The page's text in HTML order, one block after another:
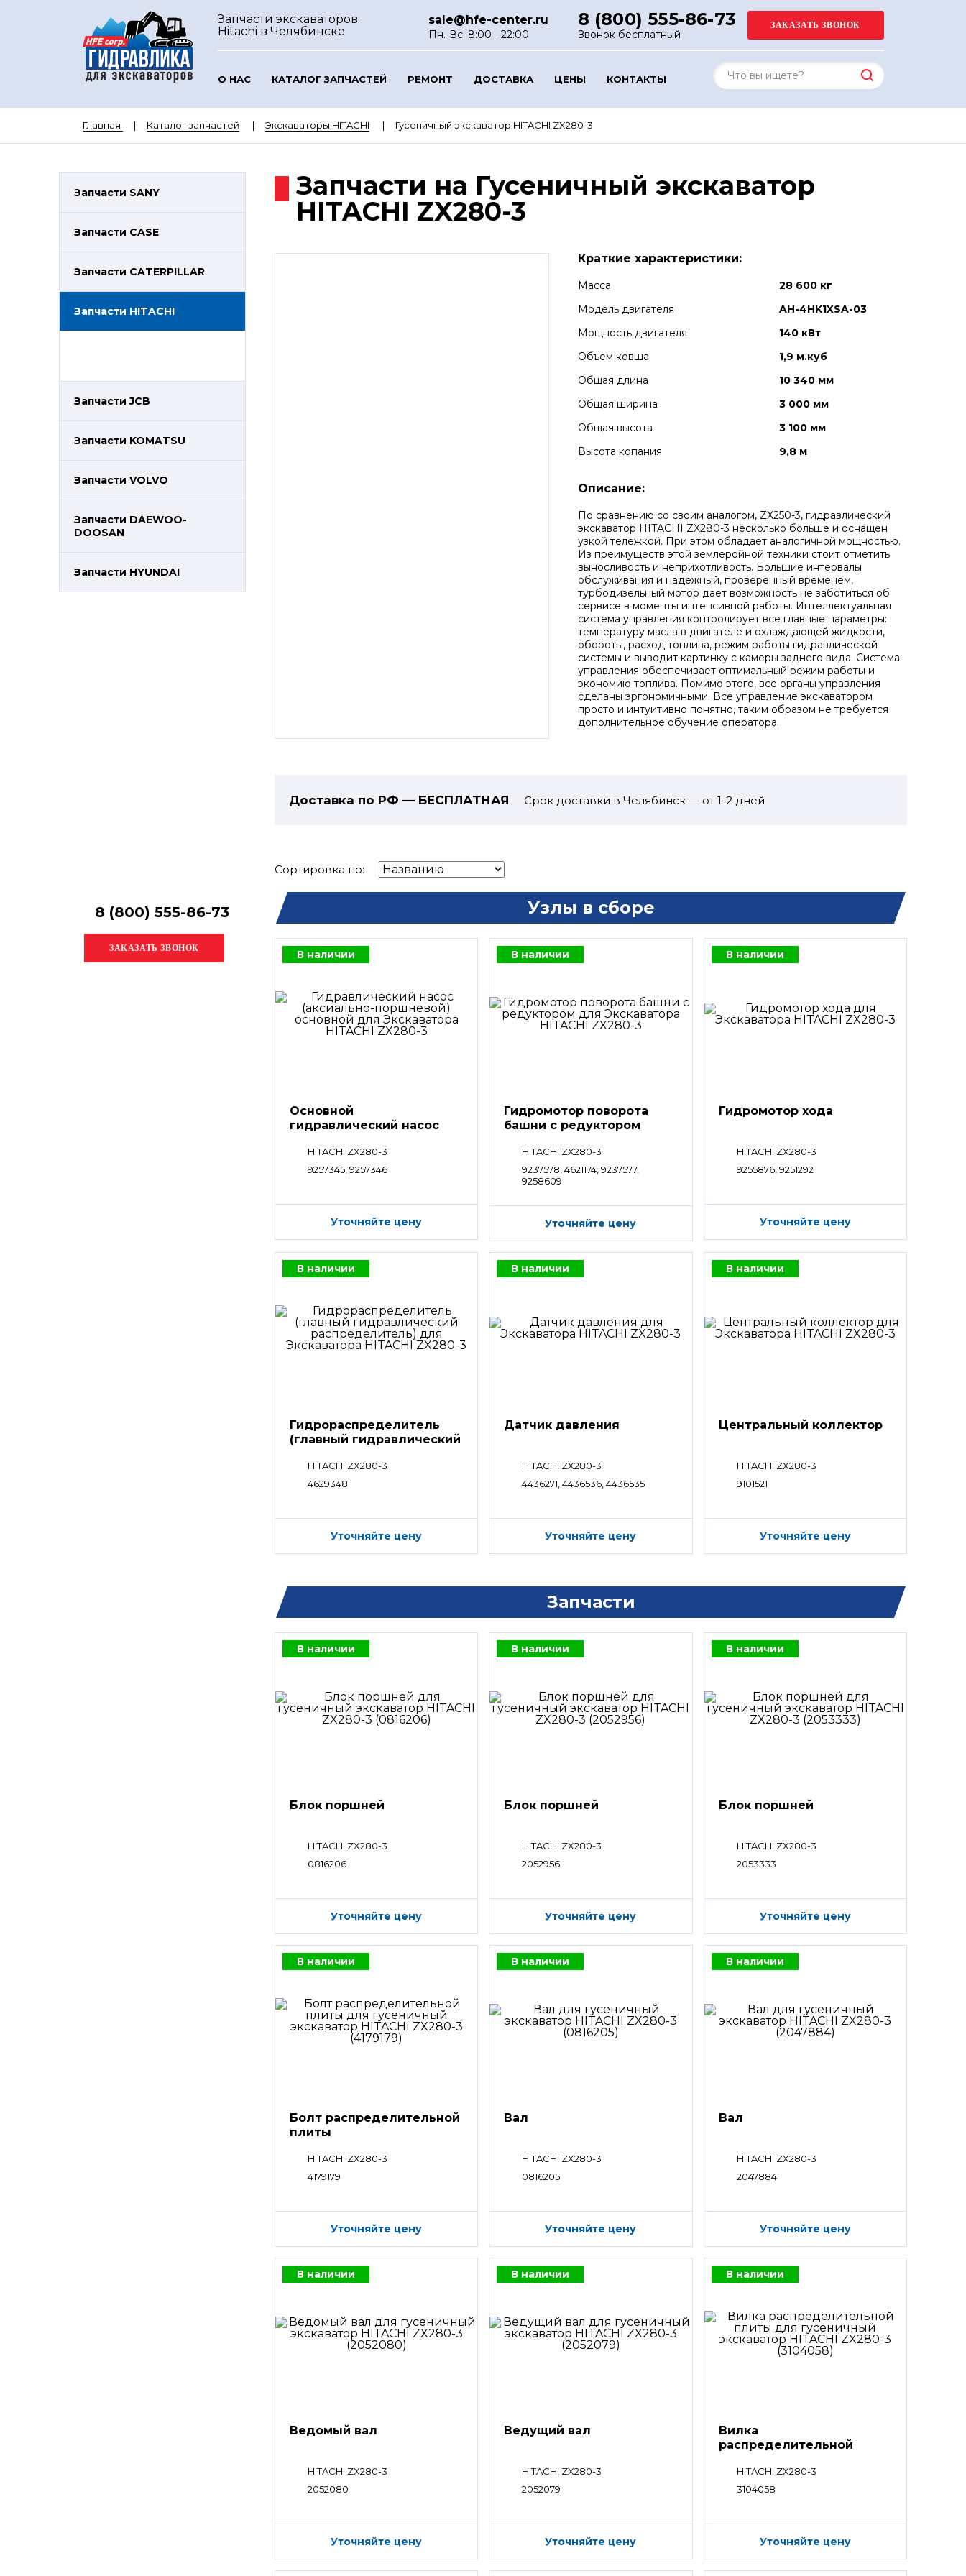
Запчасти экскаваторов
Hitachi в Челябинске
sale@hfe-center.ru
Пн.-Вс. 8:00 - 22:00
8 (800) 555-86-73
Звонок бесплатный
О НАС КАТАЛОГ ЗАПЧАСТЕЙ РЕМОНТ ДОСТАВКА ЦЕНЫ КОНТАКТЫ
Главная Каталог запчастей Экскаваторы HITACHI Гусеничный экскаватор HITACHI ZX280-3
Запчасти SANY
Запчасти CASE
Запчасти CATERPILLAR
Запчасти HITACHI
Запчасти JCB
Запчасти KOMATSU
Запчасти VOLVO
Запчасти DAEWOO-
DOOSAN
Запчасти HYUNDAI
8 (800) 555-86-73
Запчасти на Гусеничный экскаватор
HITACHI ZX280-3
Краткие характеристики:
Масса
28 600 кг
Модель двигателя
AH-4HK1XSA-03
Мощность двигателя
140 кВт
Объем ковша
1,9 м.куб
Общая длина
10 340 мм
Общая ширина
3 000 мм
Общая высота
3 100 мм
Высота копания
9,8 м
Описание:
По сравнению со своим аналогом, ZX250-3, гидравлический
экскаватор HITACHI ZX280-3 несколько больше и оснащен
узкой тележкой. При этом обладает аналогичной мощностью.
Из преимуществ этой землеройной техники стоит отметить
выносливость и неприхотливость. Большие интервалы
обслуживания и надежный, проверенный временем,
турбодизельный мотор дает возможность не заботиться об
сервисе в моменты интенсивной работы. Интеллектуальная
система управления контролирует все главные параметры:
температуру масла в двигателе и охлаждающей жидкости,
обороты, расход топлива, режим работы гидравлической
системы и выводит картинку с камеры заднего вида. Система
управления обеспечивает оптимальный режим работы и
экономию топлива. Помимо этого, все органы управления
сделаны эргономичными. Все управление экскаватором
просто и интуитивно понятно, таким образом не требуется
дополнительное обучение оператора.
Доставка по РФ — БЕСПЛАТНАЯ Срок доставки в Челябинск — от 1-2 дней
Сортировка по:
Узлы в сборе
В наличии
Основной
гидравлический насос
HITACHI ZX280-3
9257345, 9257346
Уточняйте цену
В наличии
Гидромотор поворота
башни с редуктором
HITACHI ZX280-3
9237578, 4621174, 9237577,
9258609
Уточняйте цену
В наличии
Гидромотор хода
HITACHI ZX280-3
9255876, 9251292
Уточняйте цену
В наличии
Гидрораспределитель
(главный гидравлический
HITACHI ZX280-3
4629348
Уточняйте цену
В наличии
Датчик давления
HITACHI ZX280-3
4436271, 4436536, 4436535
Уточняйте цену
В наличии
Центральный коллектор
HITACHI ZX280-3
9101521
Уточняйте цену
Запчасти
В наличии
Блок поршней
HITACHI ZX280-3
0816206
Уточняйте цену
В наличии
Блок поршней
HITACHI ZX280-3
2052956
Уточняйте цену
В наличии
Блок поршней
HITACHI ZX280-3
2053333
Уточняйте цену
В наличии
Болт распределительной
плиты
HITACHI ZX280-3
4179179
Уточняйте цену
В наличии
Вал
HITACHI ZX280-3
0816205
Уточняйте цену
В наличии
Вал
HITACHI ZX280-3
2047884
Уточняйте цену
В наличии
Ведомый вал
HITACHI ZX280-3
2052080
Уточняйте цену
В наличии
Ведущий вал
HITACHI ZX280-3
2052079
Уточняйте цену
В наличии
Вилка
распределительной
HITACHI ZX280-3
3104058
Уточняйте цену